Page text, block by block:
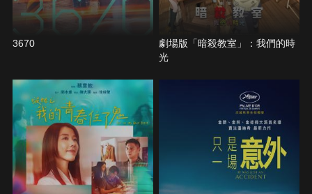
3670
劇場版「暗殺教室」：我們的時
光